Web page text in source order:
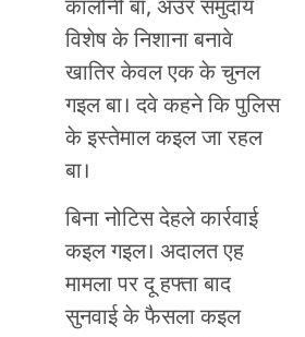
कॉलोनी बा, अउर समुदाय
विशेष के निशाना बनावे
खातिर केवल एक के चुनल
गइल बा। दवे कहने कि पुलिस
के इस्तेमाल कइल जा रहल
बा।
बिना नोटिस देहले कार्रवाई
कइल गइल। अदालत एह
मामला पर दू हफ्ता बाद
सुनवाई के फैसला कइल